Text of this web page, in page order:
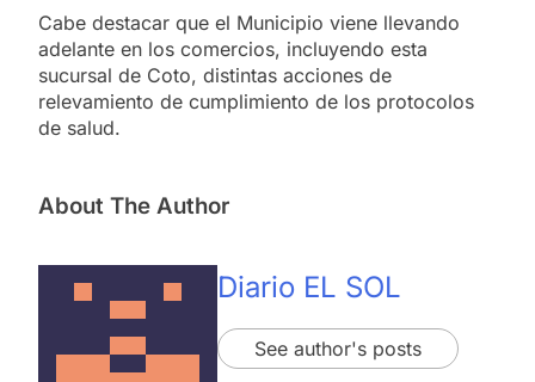
Cabe destacar que el Municipio viene llevando
adelante en los comercios, incluyendo esta
sucursal de Coto, distintas acciones de
relevamiento de cumplimiento de los protocolos
de salud.
About The Author
Diario EL SOL
See author's posts